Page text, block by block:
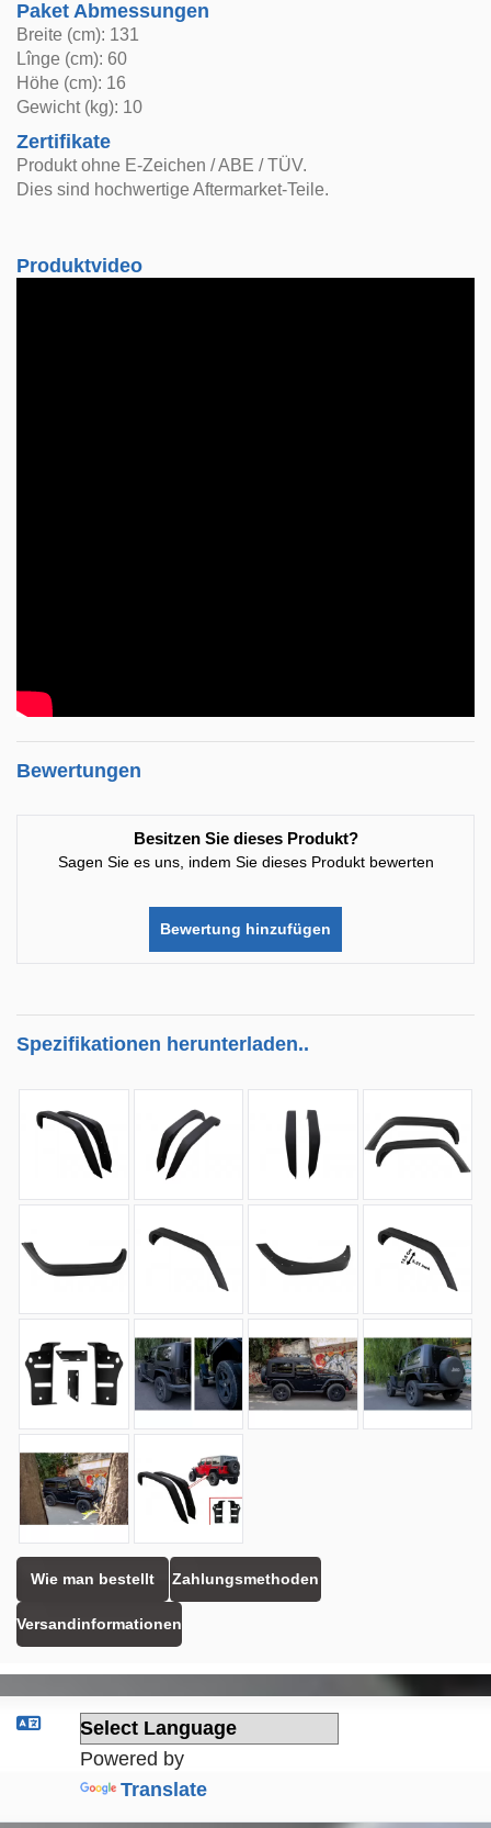
Paket Abmessungen
Breite (cm): 131
Lînge (cm): 60
Höhe (cm): 16
Gewicht (kg): 10
Zertifikate
Produkt ohne E-Zeichen / ABE / TÜV.
Dies sind hochwertige Aftermarket-Teile.
Produktvideo
Bewertungen
Besitzen Sie dieses Produkt?
Sagen Sie es uns, indem Sie dieses Produkt bewerten
Bewertung hinzufügen
Spezifikationen herunterladen..
Wie man bestellt Zahlungsmethoden
Versandinformationen
Powered by
Translate